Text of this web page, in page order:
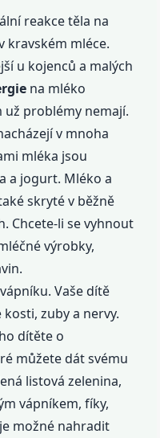
reakce těla na
kravském mléce.
u kojenců a malých
na mléko
problémy nemají.
v mnoha
mléka jsou
a jogurt. Mléko a
skryté v běžně
Chcete-li se vyhnout
výrobky,
Vaše dítě
zuby a nervy.
dítěte o
můžete dát svému
listová zelenina,
vápníkem, fíky,
možné nahradit